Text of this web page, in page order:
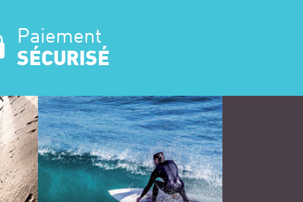
Paiement
SÉCURISÉ